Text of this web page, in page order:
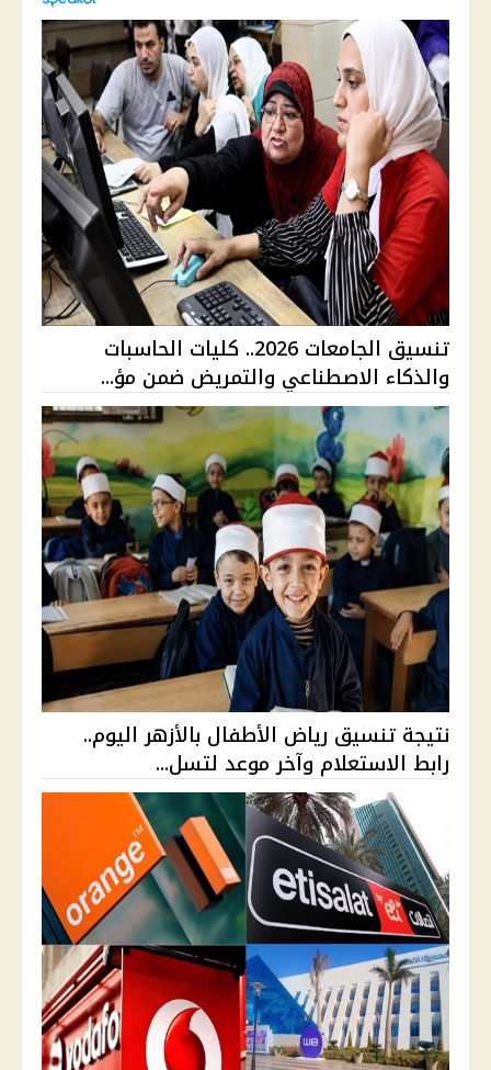
تنسيق الجامعات 2026.. كليات الحاسبات
والذكاء الاصطناعي والتمريض ضمن مؤ...
نتيجة تنسيق رياض الأطفال بالأزهر اليوم..
رابط الاستعلام وآخر موعد لتسل...